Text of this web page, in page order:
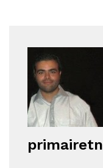
primairetn